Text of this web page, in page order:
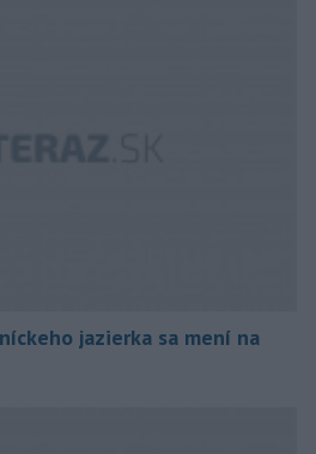
jazierka sa mení na